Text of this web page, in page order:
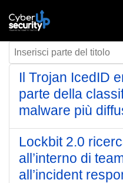
Inserisci parte del titolo
Il Trojan IcedID
parte della
malware più
Lockbit 2.0
all’interno di
all’incident